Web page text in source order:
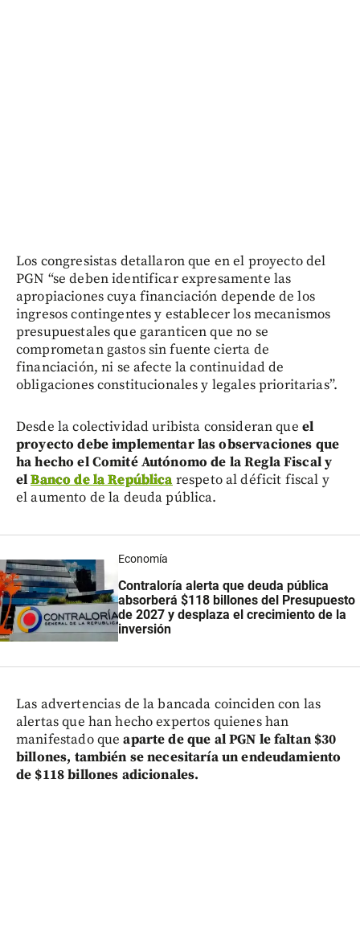
Los congresistas detallaron que en el proyecto del
PGN “se deben identificar expresamente las
apropiaciones cuya financiación depende de los
ingresos contingentes y establecer los mecanismos
presupuestales que garanticen que no se
comprometan gastos sin fuente cierta de
financiación, ni se afecte la continuidad de
obligaciones constitucionales y legales prioritarias”.
Desde la colectividad uribista consideran que el
proyecto debe implementar las observaciones que
ha hecho el Comité Autónomo de la Regla Fiscal y
elBanco de la República respeto al déficit fiscal y
el aumento de la deuda pública.
Economía
Contraloría alerta que deuda pública
absorberá $118 billones del Presupuesto
de 2027 y desplaza el crecimiento de la
inversión
Las advertencias de la bancada coinciden con las
alertas que han hecho expertos quienes han
manifestado queaparte de que al PGN le faltan $30
billones, también se necesitaría un endeudamiento
de $118 billones adicionales.